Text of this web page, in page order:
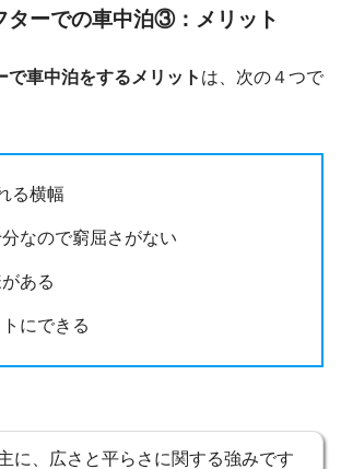
ターでの車中泊③：メリット
で車中泊をするメリット は、次の４つで
る横幅
なので窮屈さがない
ある
にできる
に、広さと平らさに関する強みです